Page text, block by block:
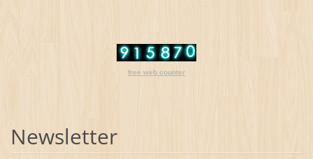
free web counter
Newsletter